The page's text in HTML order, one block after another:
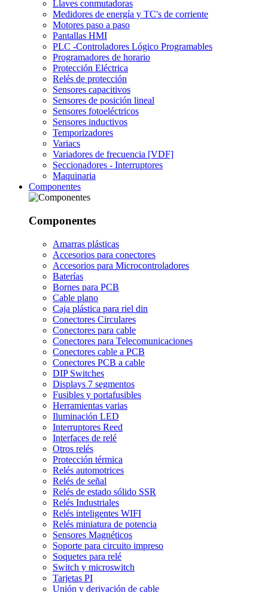
Llaves conmutadoras
Medidores de energía y TC's de corriente
Motores paso a paso
Pantallas HMI
PLC -Controladores Lógico Programables
Programadores de horario
Protección Eléctrica
Relés de protección
Sensores capacitivos
Sensores de posición lineal
Sensores fotoeléctricos
Sensores inductivos
Temporizadores
Variacs
Variadores de frecuencia [VDF]
Seccionadores - Interruptores
Maquinaria
Componentes
Componentes
Amarras plásticas
Accesorios para conectores
Accesorios para Microcontroladores
Baterías
Bornes para PCB
Cable plano
Caja plástica para riel din
Conectores Circulares
Conectores para cable
Conectores para Telecomunicaciones
Conectores cable a PCB
Conectores PCB a cable
DIP Switches
Displays 7 segmentos
Fusibles y portafusibles
Herramientas varias
Iluminación LED
Interruptores Reed
Interfaces de relé
Otros relés
Protección térmica
Relés automotrices
Relés de señal
Relés de estado sólido SSR
Relés Industriales
Relés inteligentes WIFI
Relés miniatura de potencia
Sensores Magnéticos
Soporte para circuito impreso
Soquetes para relé
Switch y microswitch
Tarjetas PI
Unión y derivación de cable